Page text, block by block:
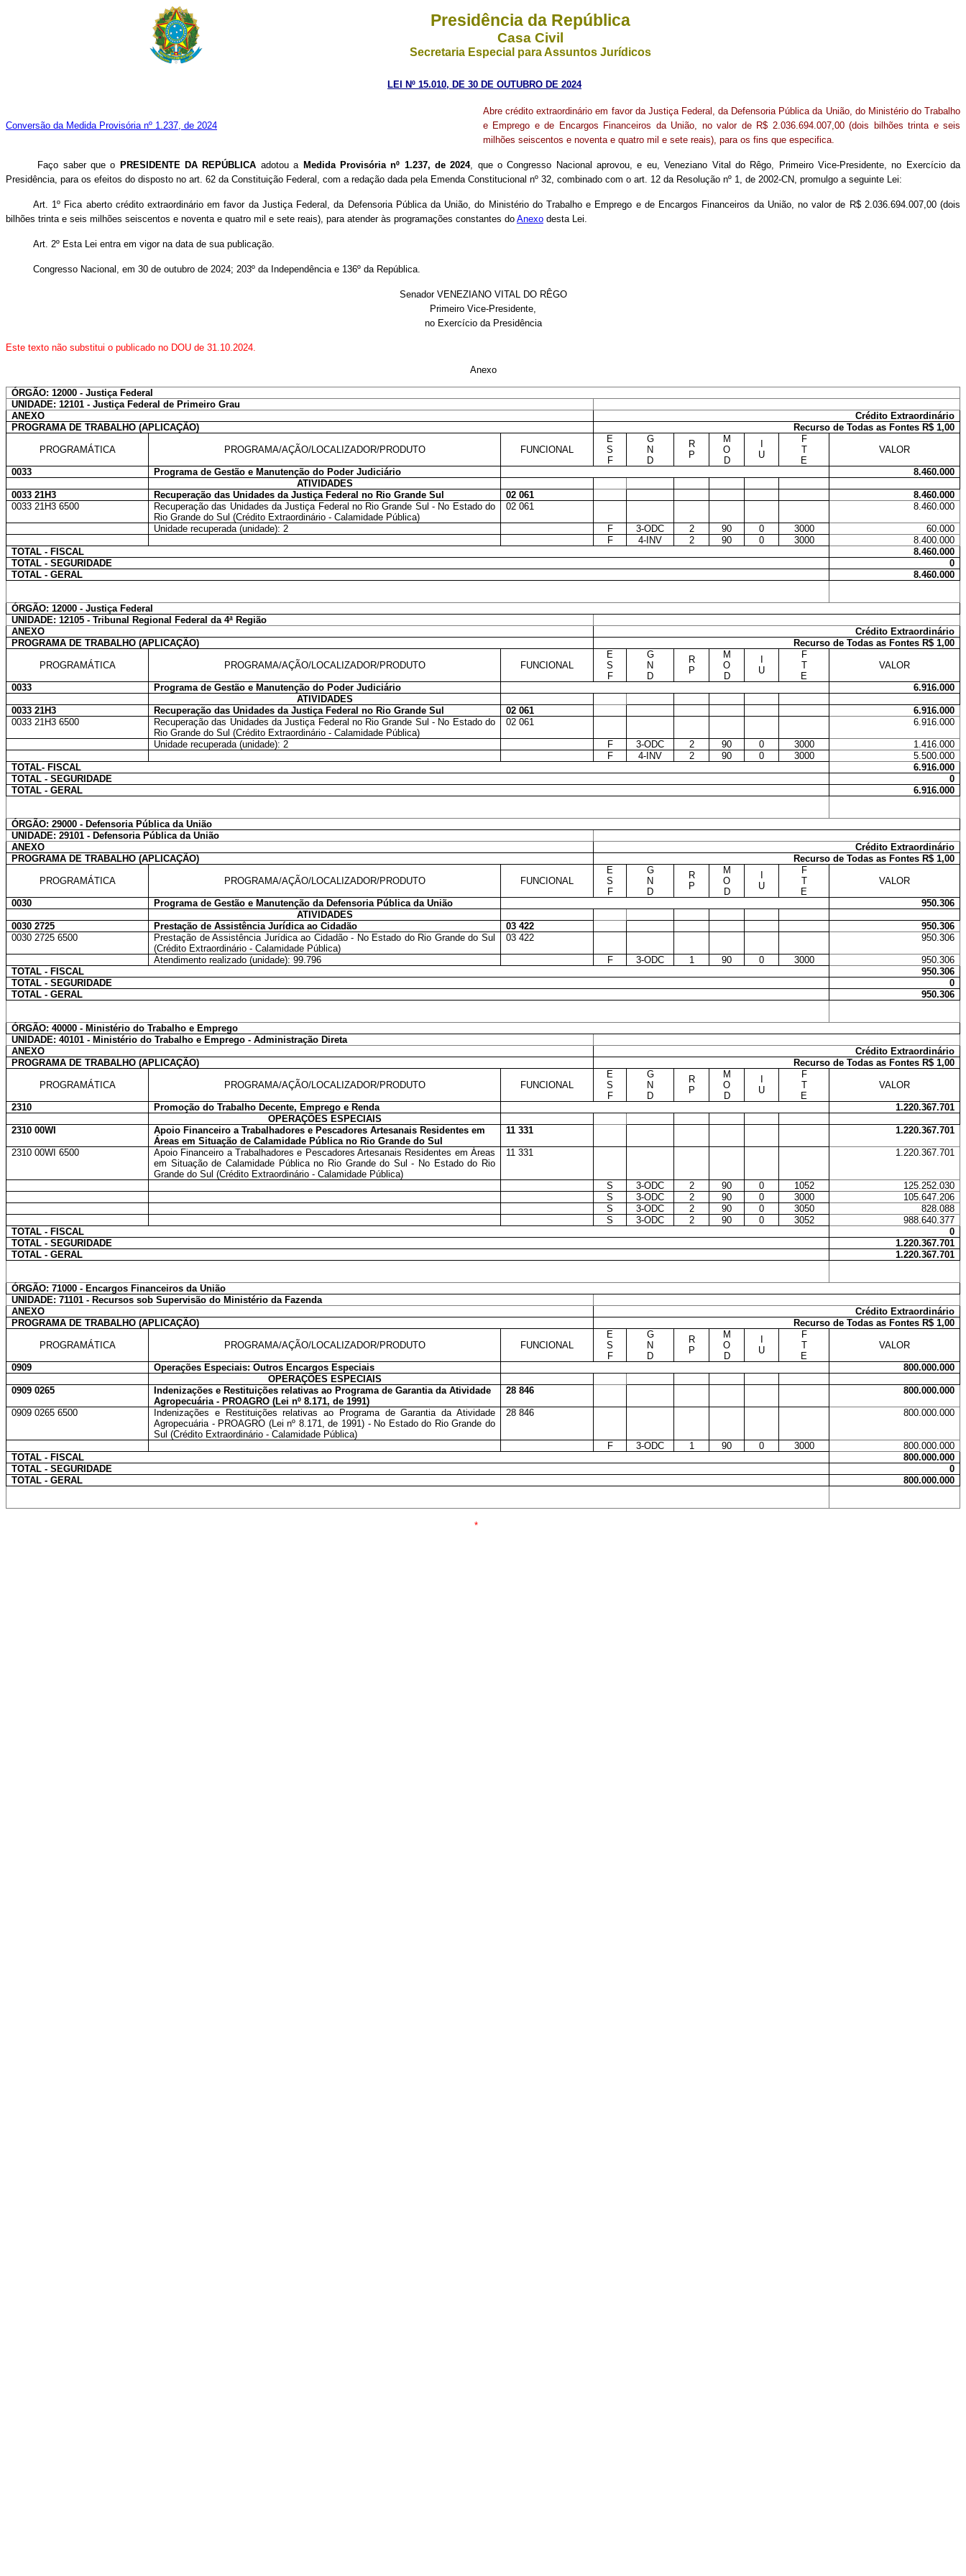
Presidência da República
Casa Civil
Secretaria Especial para Assuntos Jurídicos
LEI Nº 15.010, DE 30 DE OUTUBRO DE 2024
Conversão da Medida Provisória nº 1.237, de 2024
Abre crédito extraordinário em favor da Justiça Federal, da Defensoria Pública da União, do Ministério do Trabalho
e Emprego e de Encargos Financeiros da União, no valor de R$ 2.036.694.007,00 (dois bilhões trinta e seis
milhões seiscentos e noventa e quatro mil e sete reais), para os fins que especifica.
Faço saber que o PRESIDENTE DA REPÚBLICA adotou a Medida Provisória nº 1.237, de 2024, que o Congresso Nacional aprovou, e eu, Veneziano Vital do Rêgo, Primeiro Vice-Presidente, no Exercício da
Presidência, para os efeitos do disposto no art. 62 da Constituição Federal, com a redação dada pela Emenda Constitucional nº 32, combinado com o art. 12 da Resolução nº 1, de 2002-CN, promulgo a seguinte Lei:
Art. 1º Fica aberto crédito extraordinário em favor da Justiça Federal, da Defensoria Pública da União, do Ministério do Trabalho e Emprego e de Encargos Financeiros da União, no valor de R$ 2.036.694.007,00 (dois
bilhões trinta e seis milhões seiscentos e noventa e quatro mil e sete reais), para atender às programações constantes do Anexo desta Lei.
Art. 2º Esta Lei entra em vigor na data de sua publicação.
Congresso Nacional, em 30 de outubro de 2024; 203º da Independência e 136º da República.
Senador VENEZIANO VITAL DO RÊGO
Primeiro Vice-Presidente,
no Exercício da Presidência
Este texto não substitui o publicado no DOU de 31.10.2024.
Anexo
ÓRGÃO: 12000 - Justiça Federal
UNIDADE: 12101 - Justiça Federal de Primeiro Grau
ANEXO
Crédito Extraordinário
PROGRAMA DE TRABALHO (APLICAÇÃO)
Recurso de Todas as Fontes R$ 1,00
PROGRAMÁTICA PROGRAMA/AÇÃO/LOCALIZADOR/PRODUTO FUNCIONAL
E
S
F
G
N
D
R
P
M
O
D
U
F
T
E
VALOR
0033 Programa de Gestão e Manutenção do Poder Judiciário
8.460.000
ATIVIDADES
0033 21H3
Recuperação das Unidades da Justiça Federal no Rio Grande Sul 02 061
8.460.000
0033 21H3 6500
Recuperação das Unidades da Justiça Federal no Rio Grande Sul - No Estado do
Rio Grande do Sul (Crédito Extraordinário - Calamidade Pública)
02 061 8.460.000
Unidade recuperada (unidade): 2 F 3-ODC 2 90 0 3000
60.000
F
4-INV 2 90 0 3000
8.400.000
TOTAL - FISCAL
8.460.000
TOTAL - SEGURIDADE
0
TOTAL - GERAL
8.460.000
ÓRGÃO: 12000 - Justiça Federal
UNIDADE: 12105 - Tribunal Regional Federal da 4ª Região
ANEXO
Crédito Extraordinário
PROGRAMA DE TRABALHO (APLICAÇÃO)
Recurso de Todas as Fontes R$ 1,00
PROGRAMÁTICA PROGRAMA/AÇÃO/LOCALIZADOR/PRODUTO FUNCIONAL
E
S
F
G
N
D
R
P
M
O
D
U
F
T
E
VALOR
0033 Programa de Gestão e Manutenção do Poder Judiciário
6.916.000
ATIVIDADES
0033 21H3
Recuperação das Unidades da Justiça Federal no Rio Grande Sul 02 061
6.916.000
0033 21H3 6500
Recuperação das Unidades da Justiça Federal no Rio Grande Sul - No Estado do
Rio Grande do Sul (Crédito Extraordinário - Calamidade Pública)
02 061 6.916.000
Unidade recuperada (unidade): 2 F 3-ODC 2 90 0 3000
1.416.000
F
4-INV 2 90 0 3000
5.500.000
TOTAL- FISCAL
6.916.000
TOTAL - SEGURIDADE
0
TOTAL - GERAL
6.916.000
ÓRGÃO: 29000 - Defensoria Pública da União
UNIDADE: 29101 - Defensoria Pública da União
ANEXO
Crédito Extraordinário
PROGRAMA DE TRABALHO (APLICAÇÃO)
Recurso de Todas as Fontes R$ 1,00
PROGRAMÁTICA PROGRAMA/AÇÃO/LOCALIZADOR/PRODUTO FUNCIONAL
E
S
F
G
N
D
R
P
M
O
D
U
F
T
E
VALOR
0030 Programa de Gestão e Manutenção da Defensoria Pública da União
950.306
ATIVIDADES
0030 2725
Prestação de Assistência Jurídica ao Cidadão 03 422
950.306
0030 2725 6500
Prestação de Assistência Jurídica ao Cidadão - No Estado do Rio Grande do Sul
(Crédito Extraordinário - Calamidade Pública)
03 422 950.306
Atendimento realizado (unidade): 99.796 F 3-ODC 1 90 0 3000
950.306
TOTAL - FISCAL
950.306
TOTAL - SEGURIDADE
0
TOTAL - GERAL
950.306
ÓRGÃO: 40000 - Ministério do Trabalho e Emprego
UNIDADE: 40101 - Ministério do Trabalho e Emprego - Administração Direta
ANEXO
Crédito Extraordinário
PROGRAMA DE TRABALHO (APLICAÇÃO)
Recurso de Todas as Fontes R$ 1,00
PROGRAMÁTICA PROGRAMA/AÇÃO/LOCALIZADOR/PRODUTO FUNCIONAL
E
S
F
G
N
D
R
P
M
O
D
U
F
T
E
VALOR
2310 Promoção do Trabalho Decente, Emprego e Renda
1.220.367.701
OPERAÇÕES ESPECIAIS
2310 00WI
Apoio Financeiro a Trabalhadores e Pescadores Artesanais Residentes em
Áreas em Situação de Calamidade Pública no Rio Grande do Sul
11 331 1.220.367.701
2310 00WI 6500
Apoio Financeiro a Trabalhadores e Pescadores Artesanais Residentes em Áreas
em Situação de Calamidade Pública no Rio Grande do Sul - No Estado do Rio
Grande do Sul (Crédito Extraordinário - Calamidade Pública)
11 331 1.220.367.701
S 3-ODC 2 90 0 1052
125.252.030
S
3-ODC 2 90 0 3000
105.647.206
S
3-ODC 2 90 0 3050
828.088
S
3-ODC 2 90 0 3052
988.640.377
TOTAL - FISCAL
0
TOTAL - SEGURIDADE
1.220.367.701
TOTAL - GERAL
1.220.367.701
ÓRGÃO: 71000 - Encargos Financeiros da União
UNIDADE: 71101 - Recursos sob Supervisão do Ministério da Fazenda
ANEXO
Crédito Extraordinário
PROGRAMA DE TRABALHO (APLICAÇÃO)
Recurso de Todas as Fontes R$ 1,00
PROGRAMÁTICA PROGRAMA/AÇÃO/LOCALIZADOR/PRODUTO FUNCIONAL
E
S
F
G
N
D
R
P
M
O
D
U
F
T
E
VALOR
0909 Operações Especiais: Outros Encargos Especiais
800.000.000
OPERAÇÕES ESPECIAIS
0909 0265
Indenizações e Restituições relativas ao Programa de Garantia da Atividade
Agropecuária - PROAGRO (Lei nº 8.171, de 1991)
28 846 800.000.000
0909 0265 6500
Indenizações e Restituições relativas ao Programa de Garantia da Atividade
Agropecuária - PROAGRO (Lei nº 8.171, de 1991) - No Estado do Rio Grande do
Sul (Crédito Extraordinário - Calamidade Pública)
28 846 800.000.000
F 3-ODC 1 90 0 3000
800.000.000
TOTAL - FISCAL
800.000.000
TOTAL - SEGURIDADE
0
TOTAL - GERAL
800.000.000
*